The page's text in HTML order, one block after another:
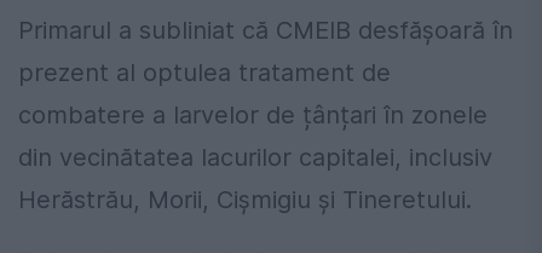
Primarul a subliniat că CMEIB desfășoară în
prezent al optulea tratament de
combatere a larvelor de țânțari în zonele
din vecinătatea lacurilor capitalei, inclusiv
Herăstrău, Morii, Cișmigiu și Tineretului.